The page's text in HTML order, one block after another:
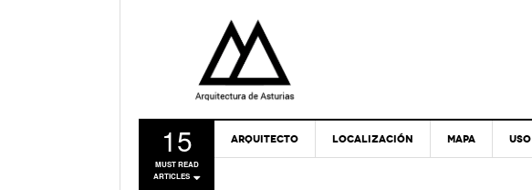
15
MUST READ
ARTICLES
ARQUITECTO LOCALIZACIÓN MAPA USO